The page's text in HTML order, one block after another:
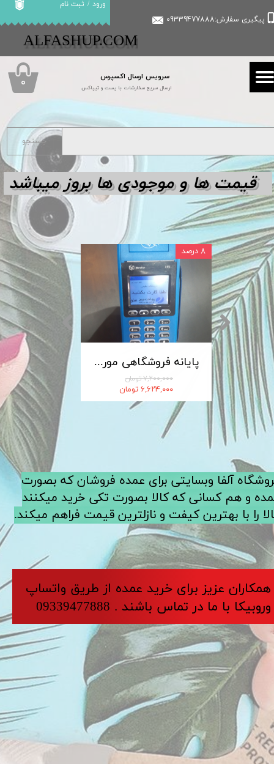
سرویس ارسال اکسپرس
ارسال سریع سفارشات با پست و تیپاکس
پیگیری سفارش:09339477888
ورود / ثبت نام
حساب کاربری من
تغییر گذر واژه
سفارشات
​​ALFASHUP.COM
۰
پایانه فروشگاهی مورفان MoreFun مدل H9
۷,۲۰۰,۰۰۰ تومان
۶,۶۲۴,۰۰۰ تومان
۸ درصد
کابل شارژ MICRO-USB اندروید LDNIO الدینیو مدل XS-07 متراژ 1 متر
جستجو
آلفا وبسایتی برای عمده فروشان که بصورت
و هم کسانی که کالا بصورت تکی خرید میکنند
را با بهترین کیفت و نازلترین قیمت فراهم میکند.
​​​همکاران عزیز برای خرید عمده از طریق واتساپ
وروبیکا با ما در تماس باشند . 09339477888
قیمت ها و موجودی ها بروز میباشد